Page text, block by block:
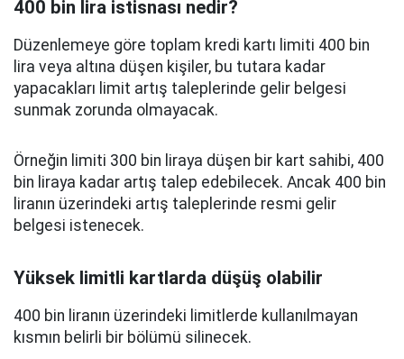
400 bin lira istisnası nedir?
Düzenlemeye göre toplam kredi kartı limiti 400 bin
lira veya altına düşen kişiler, bu tutara kadar
yapacakları limit artış taleplerinde gelir belgesi
sunmak zorunda olmayacak.
Örneğin limiti 300 bin liraya düşen bir kart sahibi, 400
bin liraya kadar artış talep edebilecek. Ancak 400 bin
liranın üzerindeki artış taleplerinde resmi gelir
belgesi istenecek.
Yüksek limitli kartlarda düşüş olabilir
400 bin liranın üzerindeki limitlerde kullanılmayan
kısmın belirli bir bölümü silinecek.